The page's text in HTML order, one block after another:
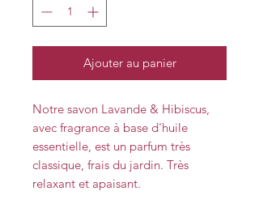
Ajouter au panier
Notre savon Lavande & Hibiscus,
avec fragrance à base d'huile
essentielle, est un parfum très
classique, frais du jardin. Très
relaxant et apaisant.